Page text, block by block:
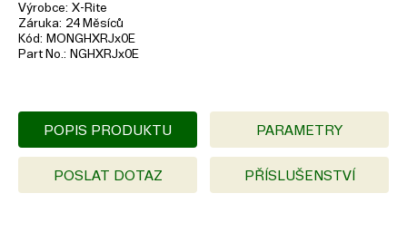
Výrobce X-Rite
Záruka 24 Měsíců
Kód
MONGHXRJx0E
Part No.
NGHXRJx0E
POPIS PRODUKTU PARAMETRY
POSLAT DOTAZ PŘÍSLUŠENSTVÍ